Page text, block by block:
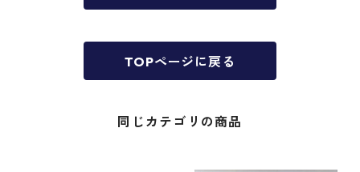
TOPページに戻る
同じカテゴリの商品